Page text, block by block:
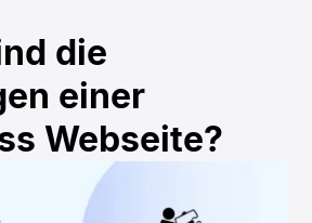
die
einer
Webseite?